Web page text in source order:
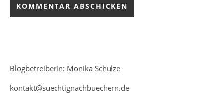
Blogbetreiberin: Monika Schulze
kontakt@suechtignachbuechern.de